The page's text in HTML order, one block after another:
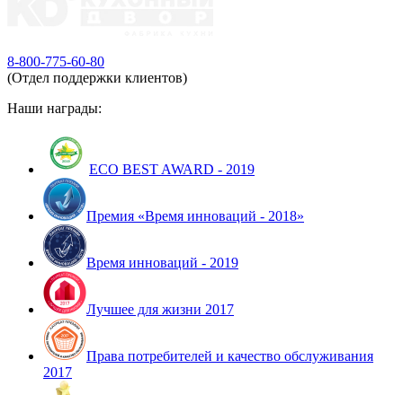
8-800-775-60-80
(Отдел поддержки клиентов)
Наши награды:
ECO BEST AWARD - 2019
Премия «Время инноваций - 2018»
Время инноваций - 2019
Лучшее для жизни 2017
Права потребителей и качество обслуживания
2017